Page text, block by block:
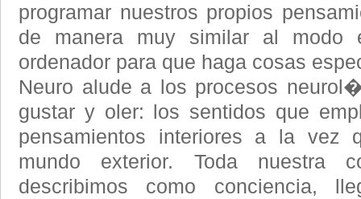
programar nuestros propios
de manera muy similar al modo
ordenador para que haga cosas
Neuro alude a los procesos
gustar y oler: los sentidos que
pensamientos interiores a la vez
mundo exterior. Toda nuestra
describimos como conciencia,